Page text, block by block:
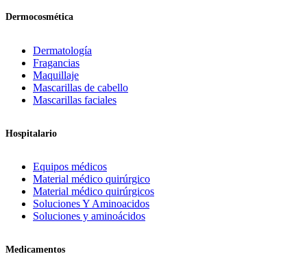
Dermocosmética
Dermatología
Fragancias
Maquillaje
Mascarillas de cabello
Mascarillas faciales
Hospitalario
Equipos médicos
Material médico quirúrgico
Material médico quirúrgicos
Soluciones Y Aminoacidos
Soluciones y aminoácidos
Medicamentos